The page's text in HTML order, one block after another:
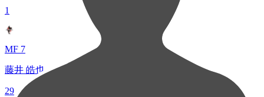
1
MF 7
藤井 皓也
29